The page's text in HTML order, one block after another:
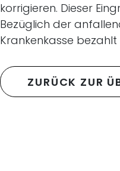
korrigieren. Dieser
Bezüglich der
Krankenkasse
ZURÜCK ZUR